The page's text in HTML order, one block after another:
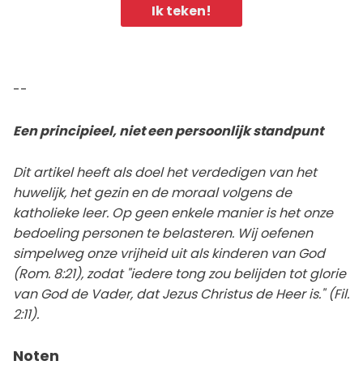
Ik teken!
--
Een principieel, niet een persoonlijk standpunt
Dit artikel heeft als doel het verdedigen van het
huwelijk, het gezin en de moraal volgens de
katholieke leer. Op geen enkele manier is het onze
bedoeling personen te belasteren. Wij oefenen
simpelweg onze vrijheid uit als kinderen van God
(Rom. 8:21), zodat "iedere tong zou belijden tot glorie
van God de Vader, dat Jezus Christus de Heer is." (Fil.
2:11).
Noten